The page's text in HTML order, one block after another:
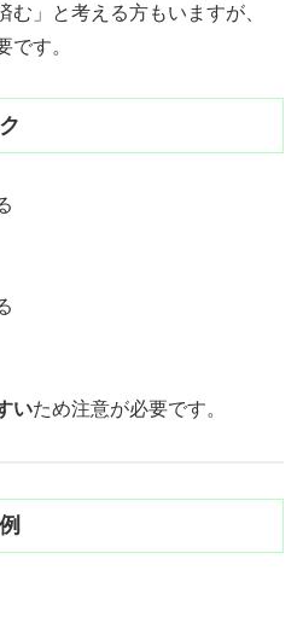
む」と考える方もいますが、
です。
いため注意が必要です。